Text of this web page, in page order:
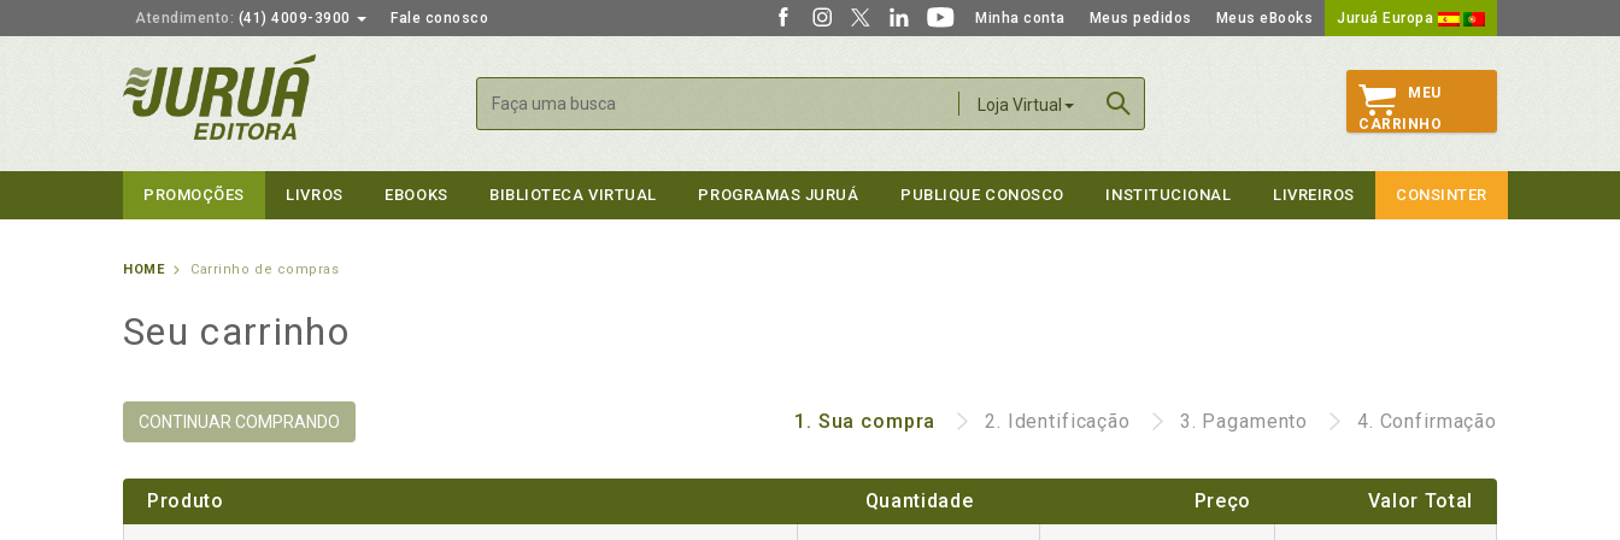
Atendimento: (41) 4009-3900 Fale conosco Minha conta Meus pedidos Meus eBooks Juruá Europa
Loja Virtual
Buscar
MEU
CARRINHO
PROMOÇÕES LIVROS EBOOKS BIBLIOTECA VIRTUAL PROGRAMAS JURUÁ PUBLIQUE CONOSCO INSTITUCIONAL LIVREIROS CONSINTER
HOME Carrinho de compras
Seu carrinho
CONTINUAR COMPRANDO 1. Sua compra 2. Identificação 3. Pagamento 4. Confirmação
Produto Quantidade Preço Valor Total